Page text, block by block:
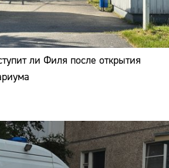
ли Филя после открытия